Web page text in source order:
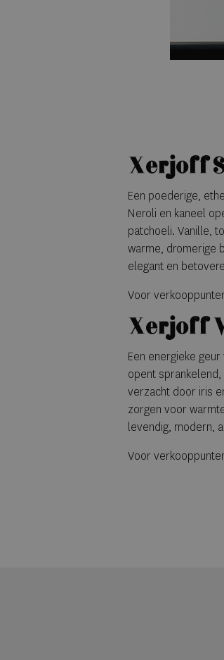
Xerjoff
Een poederige,
Neroli en kaneel
patchoeli. Vanille,
warme, dromerige
elegant en
Voor
Xerjoff
Een energieke
opent sprankelend,
verzacht door iris
zorgen voor
levendig, modern,
Voor